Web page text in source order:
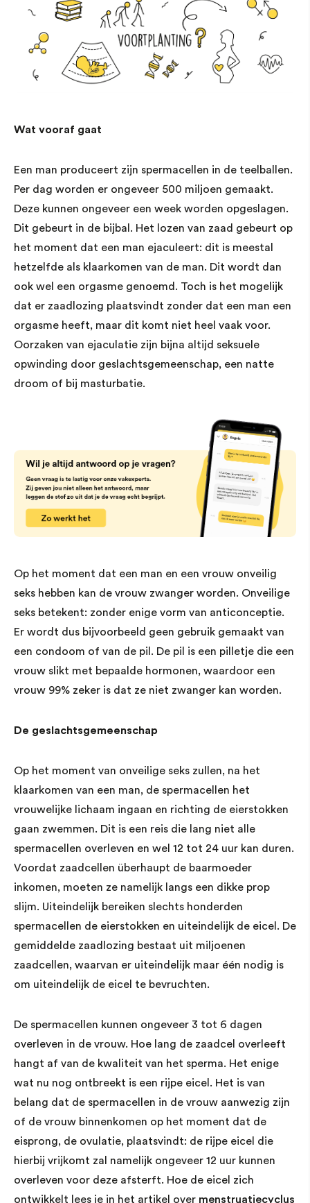
Wat vooraf gaat
Een man produceert zijn spermacellen in de teelballen.
Per dag worden er ongeveer 500 miljoen gemaakt.
Deze kunnen ongeveer een week worden opgeslagen.
Dit gebeurt in de bijbal. Het lozen van zaad gebeurt op
het moment dat een man ejaculeert: dit is meestal
hetzelfde als klaarkomen van de man. Dit wordt dan
ook wel een orgasme genoemd. Toch is het mogelijk
dat er zaadlozing plaatsvindt zonder dat een man een
orgasme heeft, maar dit komt niet heel vaak voor.
Oorzaken van ejaculatie zijn bijna altijd seksuele
opwinding door geslachtsgemeenschap, een natte
droom of bij masturbatie.
Op het moment dat een man en een vrouw onveilig
seks hebben kan de vrouw zwanger worden. Onveilige
seks betekent: zonder enige vorm van anticonceptie.
Er wordt dus bijvoorbeeld geen gebruik gemaakt van
een condoom of van de pil. De pil is een pilletje die een
vrouw slikt met bepaalde hormonen, waardoor een
vrouw 99% zeker is dat ze niet zwanger kan worden.
De geslachtsgemeenschap
Op het moment van onveilige seks zullen, na het
klaarkomen van een man, de spermacellen het
vrouwelijke lichaam ingaan en richting de eierstokken
gaan zwemmen. Dit is een reis die lang niet alle
spermacellen overleven en wel 12 tot 24 uur kan duren.
Voordat zaadcellen überhaupt de baarmoeder
inkomen, moeten ze namelijk langs een dikke prop
slijm. Uiteindelijk bereiken slechts honderden
spermacellen de eierstokken en uiteindelijk de eicel. De
gemiddelde zaadlozing bestaat uit miljoenen
zaadcellen, waarvan er uiteindelijk maar één nodig is
om uiteindelijk de eicel te bevruchten.
De spermacellen kunnen ongeveer 3 tot 6 dagen
overleven in de vrouw. Hoe lang de zaadcel overleeft
hangt af van de kwaliteit van het sperma. Het enige
wat nu nog ontbreekt is een rijpe eicel. Het is van
belang dat de spermacellen in de vrouw aanwezig zijn
of de vrouw binnenkomen op het moment dat de
eisprong, de ovulatie, plaatsvindt: de rijpe eicel die
hierbij vrijkomt zal namelijk ongeveer 12 uur kunnen
overleven voor deze afsterft. Hoe de eicel zich
ontwikkelt lees je in het artikel over menstruatiecyclus